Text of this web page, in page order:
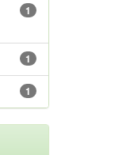
1
1
1